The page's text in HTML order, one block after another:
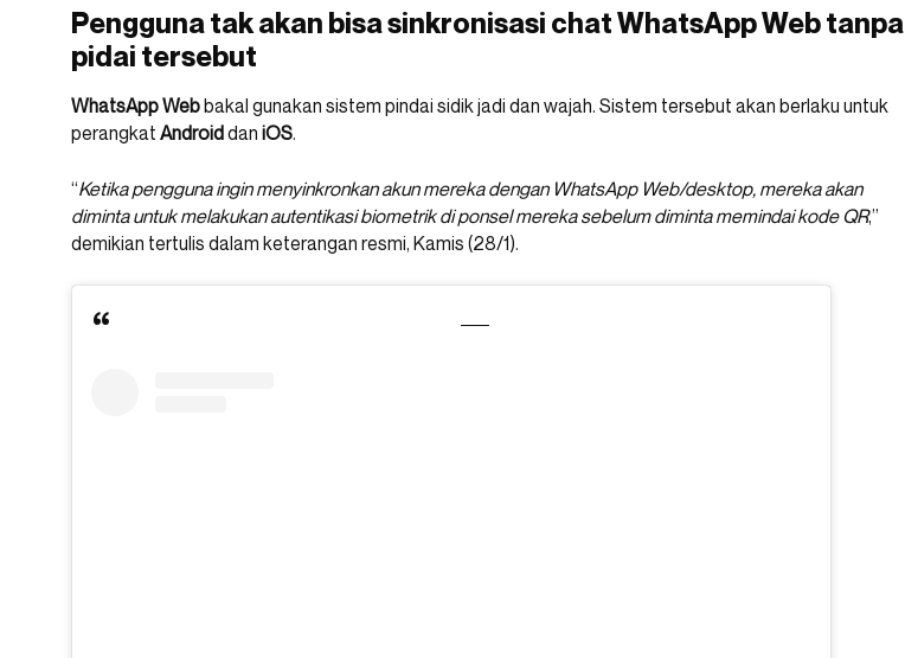
Pengguna tak akan bisa sinkronisasi chat WhatsApp Web tanpa
pidai tersebut
WhatsApp Webbakal gunakan sistem pindai sidik jadi dan wajah. Sistem tersebut akan berlaku untuk
perangkat Androiddan iOS.
“Ketika pengguna ingin menyinkronkan akun mereka dengan WhatsApp Web/desktop, mereka akan
diminta untuk melakukan autentikasi biometrik di ponsel mereka sebelum diminta memindai kode QR,”
demikian tertulis dalam keterangan resmi, Kamis (28/1).